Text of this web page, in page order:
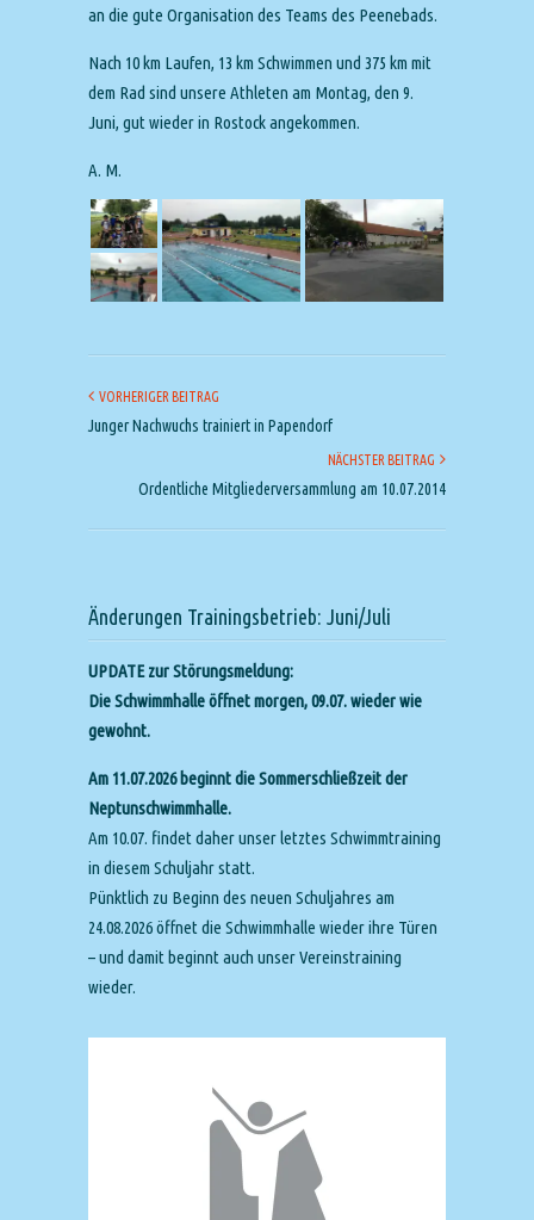
an die gute Organisation des Teams des Peenebads.
Nach 10 km Laufen, 13 km Schwimmen und 375 km mit
dem Rad sind unsere Athleten am Montag, den 9.
Juni, gut wieder in Rostock angekommen.
A. M.
VORHERIGER BEITRAG
Junger Nachwuchs trainiert in Papendorf
NÄCHSTER BEITRAG
Ordentliche Mitgliederversammlung am 10.07.2014
Änderungen Trainingsbetrieb: Juni/Juli
UPDATE zur Störungsmeldung:
Die Schwimmhalle öffnet morgen, 09.07. wieder wie
gewohnt.
Am 11.07.2026 beginnt die Sommerschließzeit der
Neptunschwimmhalle.
Am 10.07. findet daher unser letztes Schwimmtraining
in diesem Schuljahr statt.
Pünktlich zu Beginn des neuen Schuljahres am
24.08.2026 öffnet die Schwimmhalle wieder ihre Türen
– und damit beginnt auch unser Vereinstraining
wieder.